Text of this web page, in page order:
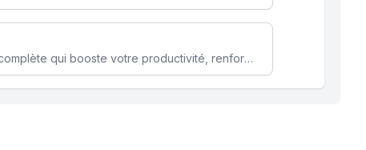
Microsoft 365 une solution complète qui booste votre productivité, renforce la sécurité de vos données et facilite la collaboration.